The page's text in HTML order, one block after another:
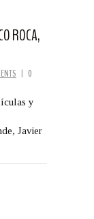
ROCA,
| 0
y
Javier